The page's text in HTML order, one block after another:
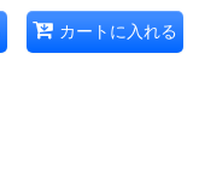
カートに入れる